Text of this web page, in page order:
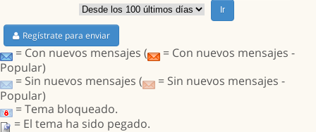
Ir
Regístrate para enviar
= Con nuevos mensajes (
= Con nuevos mensajes -
Popular)
= Sin nuevos mensajes (
= Sin nuevos mensajes -
Popular)
= Tema bloqueado.
= El tema ha sido pegado.